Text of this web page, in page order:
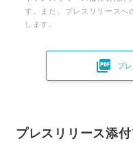
す。また、プレスリリースへ
します。
 プ
プレスリリース添